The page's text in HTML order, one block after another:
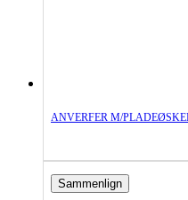
ANVERFER M/
Sammenlign